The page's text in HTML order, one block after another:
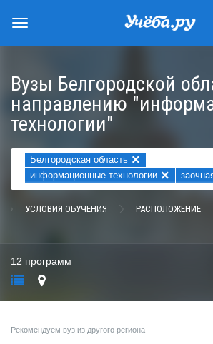
Вузы Белгородской
направлению
технологии"
Белгородская область ×
информационные технологии ×
УСЛОВИЯ ОБУЧЕНИЯ РАСПОЛОЖЕНИЕ
12 программ
Рекомендуем вуз из другого региона